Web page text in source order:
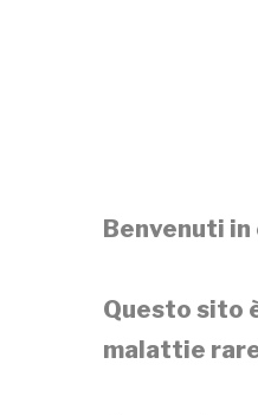
Benvenuti
Questo sito
malattie